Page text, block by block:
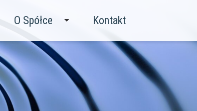
O Spółce Kontakt